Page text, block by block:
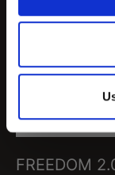
FREEDOM